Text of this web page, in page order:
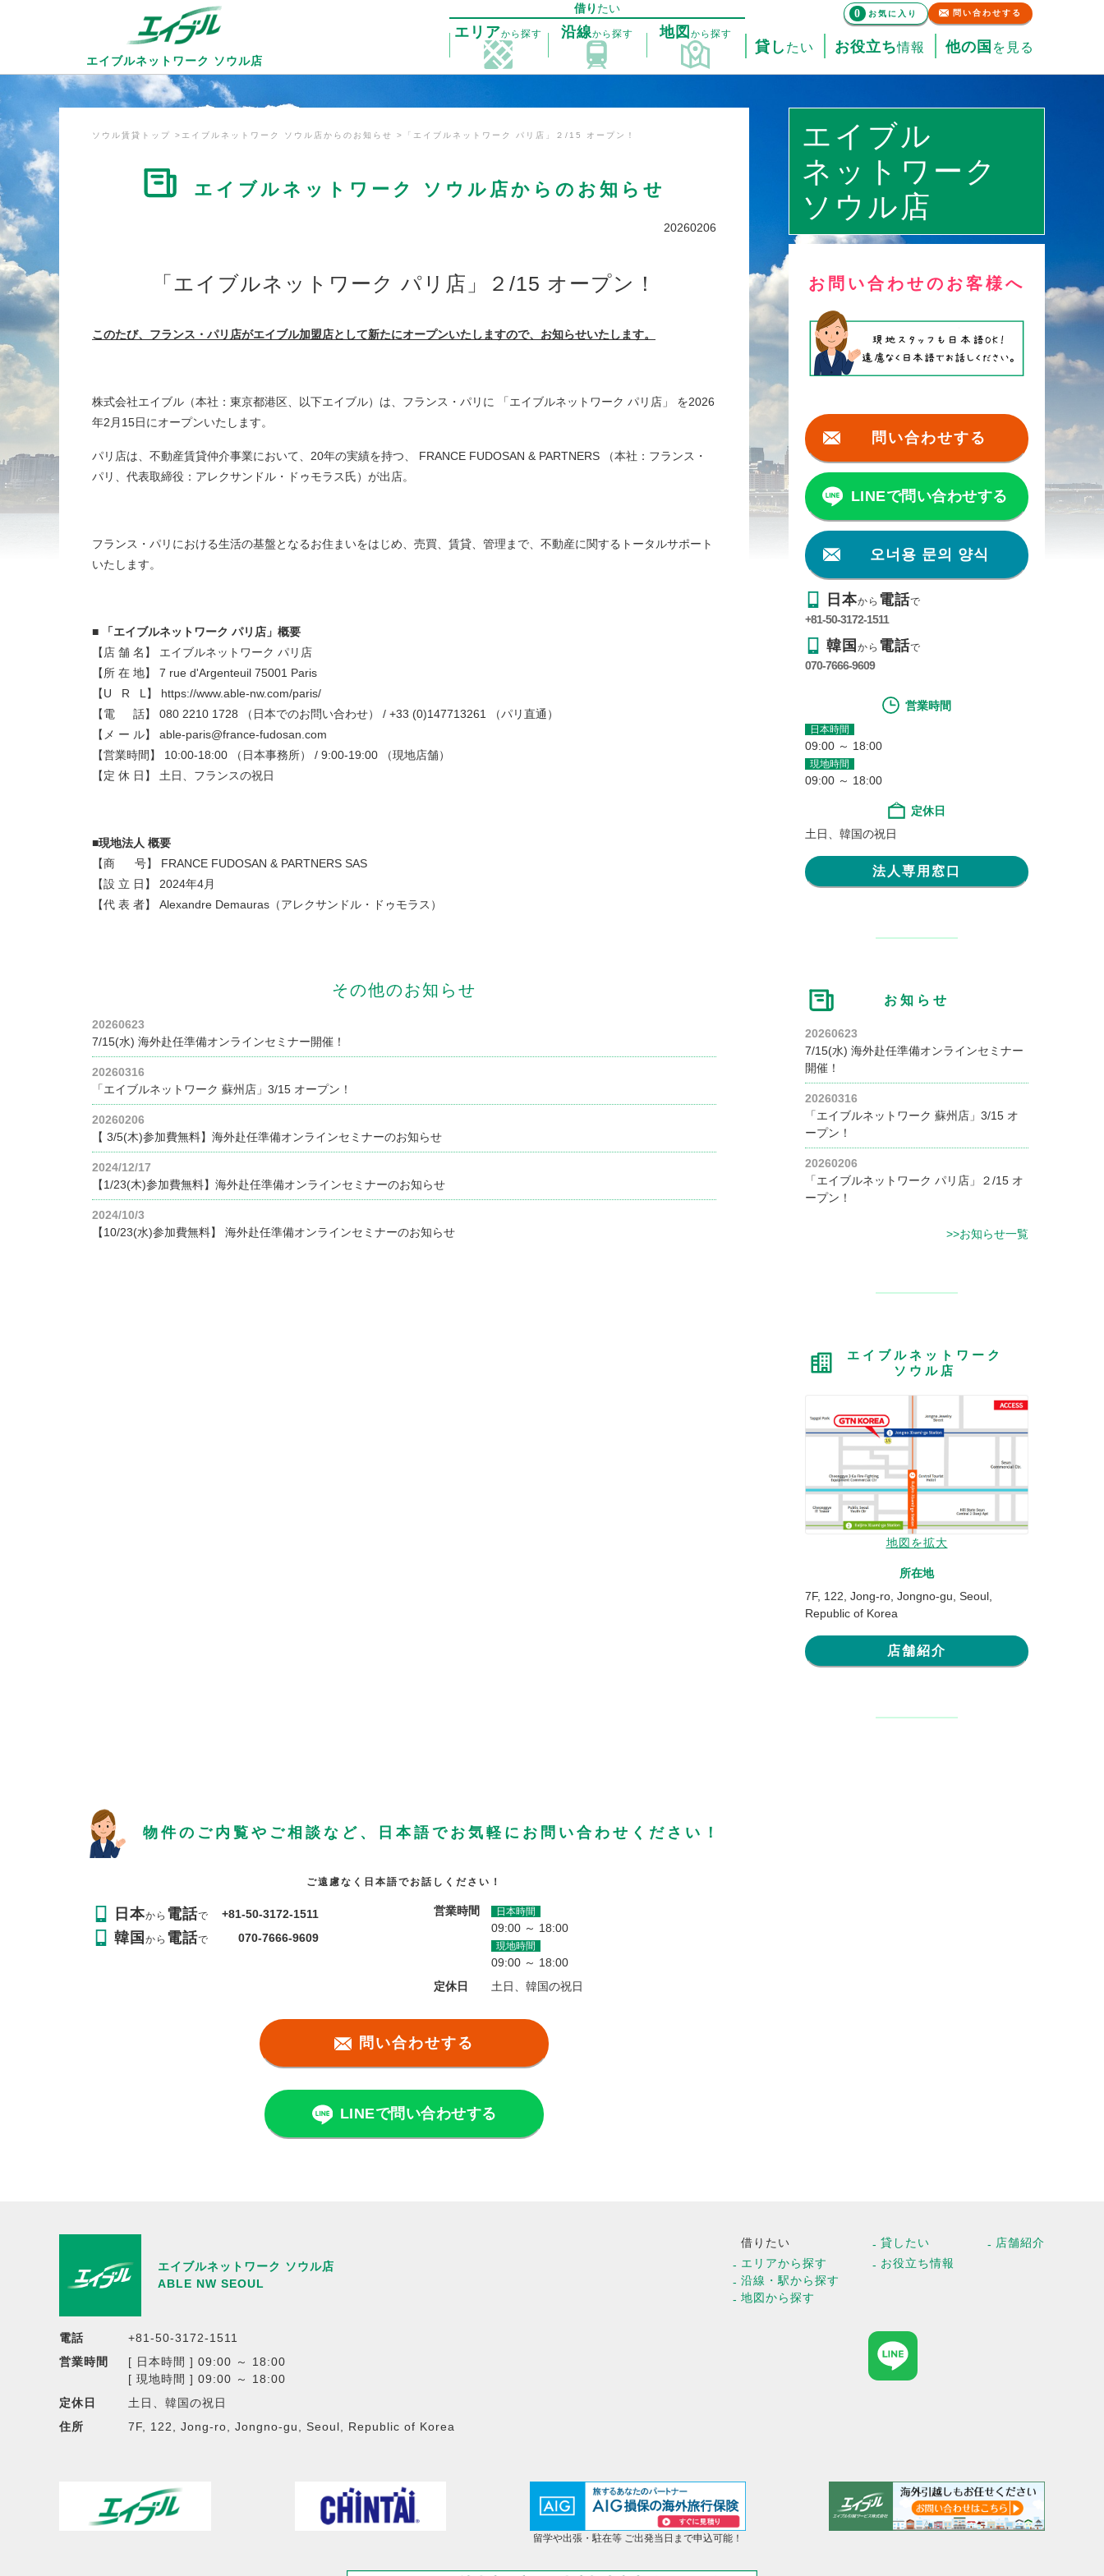
エイブルネットワーク ソウル店
借り たい
エリアから探す 沿線から探す 地図 から探す
貸し たい お役立ち情報 他の国 を見る
0 お気に入り 問い合わせする
ソウル賃貸トップ エイブルネットワーク ソウル店からのお知らせ 「エイブルネットワーク パリ店」２/15 オープン！
エイブルネットワーク ソウル店からのお知らせ
20260206
「エイブルネットワーク パリ店」２/15 オープン！
このたび、フランス・パリ店がエイブル加盟店として新たにオープンいたしますので、お知らせいたします。
株式会社エイブル（本社：東京都港区、以下エイブル）は、フランス・パリに 「エイブルネットワーク パリ店」 を2026
年2月15日にオープンいたします。
パリ店は、不動産賃貸仲介事業において、20年の実績を持つ、 FRANCE FUDOSAN & PARTNERS （本社：フランス・
パリ、代表取締役：アレクサンドル・ドゥモラス氏）が出店。
フランス・パリにおける生活の基盤となるお住まいをはじめ、売買、賃貸、管理まで、不動産に関するトータルサポート
いたします。
■ 「エイブルネットワーク パリ店」概要
【店 舗 名】 エイブルネットワーク パリ店
【所 在 地】 7 rue d'Argenteuil 75001 Paris
【U R L】 https://www.able-nw.com/paris/
【電 話】 080 2210 1728 （日本でのお問い合わせ） / +33 (0)147713261 （パリ直通）
【メ ー ル】 able-paris@france-fudosan.com
【営業時間】 10:00-18:00 （日本事務所） / 9:00-19:00 （現地店舗）
【定 休 日】 土日、フランスの祝日
■現地法人 概要
【商 号】 FRANCE FUDOSAN & PARTNERS SAS
【設 立 日】 2024年4月
【代 表 者】 Alexandre Demauras（アレクサンドル・ドゥモラス）
その他のお知らせ
20260623
7/15(水) 海外赴任準備オンラインセミナー開催！
20260316
「エイブルネットワーク 蘇州店」3/15 オープン！
20260206
【 3/5(木)参加費無料】海外赴任準備オンラインセミナーのお知らせ
2024/12/17
【1/23(木)参加費無料】海外赴任準備オンラインセミナーのお知らせ
2024/10/3
【10/23(水)参加費無料】 海外赴任準備オンラインセミナーのお知らせ
エイブル
ネットワーク
ソウル店
お問い合わせのお客様へ
問い合わせする
LINEで問い合わせする
오너용 문의 양식
日本から 電話で
+81-50-3172-1511
韓国から 電話で
070-7666-9609
営業時間
日本時間
09:00 ～ 18:00
現地時間
09:00 ～ 18:00
定休日
土日、韓国の祝日
法人専用窓口
お知らせ
20260623
7/15(水) 海外赴任準備オンラインセミナー
開催！
20260316
「エイブルネットワーク 蘇州店」3/15 オ
ープン！
20260206
「エイブルネットワーク パリ店」２/15 オ
ープン！
>>お知らせ一覧
エイブルネットワーク
ソウル店
地図を拡大
所在地
7F, 122, Jong-ro, Jongno-gu, Seoul,
Republic of Korea
店舗紹介
物件のご内覧やご相談など、日本語でお気軽にお問い合わせください！
ご遠慮なく日本語でお話しください！
日本から 電話で +81-50-3172-1511
韓国から 電話で 070-7666-9609
営業時間 日本時間
09:00 ～ 18:00
現地時間
09:00 ～ 18:00
定休日
土日、韓国の祝日
問い合わせする
LINEで問い合わせする
エイブルネットワーク ソウル店
ABLE NW SEOUL
電話
+81-50-3172-1511
営業時間
[ 日本時間 ] 09:00 ～ 18:00
[ 現地時間 ] 09:00 ～ 18:00
定休日
土日、韓国の祝日
住所
7F, 122, Jong-ro, Jongno-gu, Seoul, Republic of Korea
借りたい
エリアから探す
沿線・駅から探す
地図から探す
貸したい
お役立ち情報
店舗紹介
留学や出張・駐在等 ご出発当日まで申込可能！